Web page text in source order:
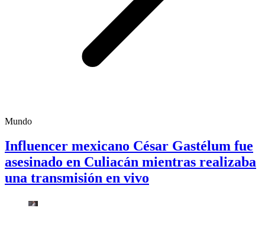
Mundo
Influencer mexicano César Gastélum fue
asesinado en Culiacán mientras realizaba
una transmisión en vivo